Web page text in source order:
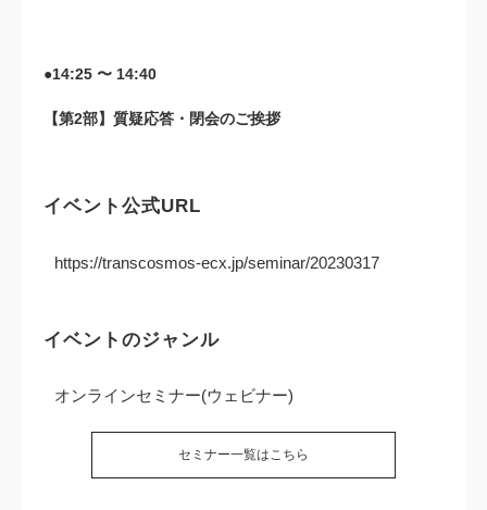
●14:25 〜 14:40
【第2部】質疑応答・閉会のご挨拶
イベント公式URL
https://transcosmos-ecx.jp/seminar/20230317
イベントのジャンル
オンラインセミナー(ウェビナー)
セミナー一覧はこちら